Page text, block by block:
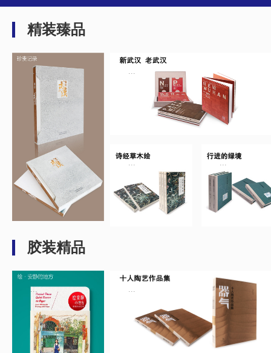
精装臻品
... ...
... ...
胶装精品
... ...